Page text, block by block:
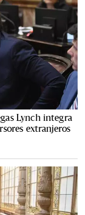
Lynch integra
extranjeros